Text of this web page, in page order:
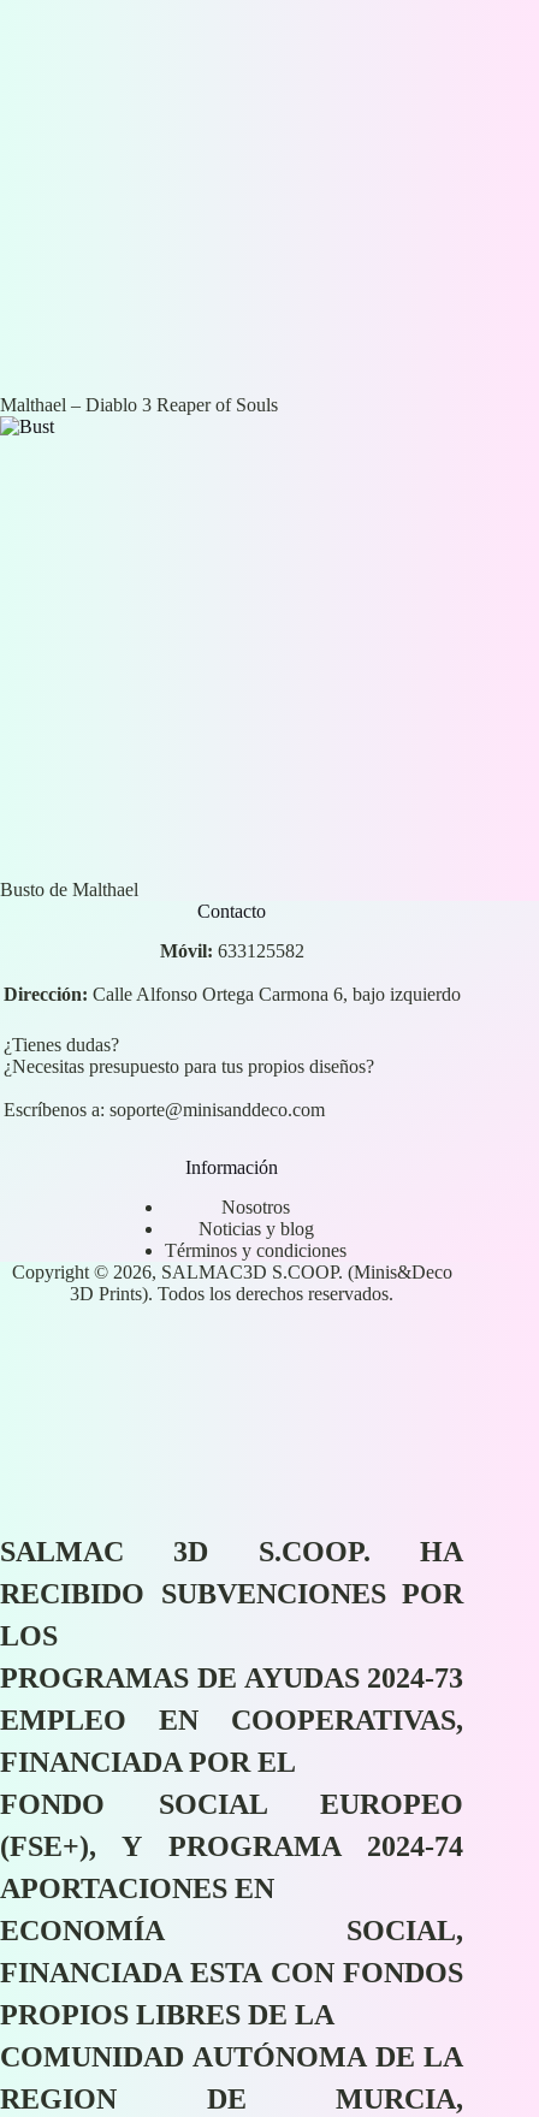
Malthael – Diablo 3 Reaper of Souls
Busto de Malthael
Contacto
Móvil: 633125582
Dirección: Calle Alfonso Ortega Carmona 6, bajo izquierdo
¿Tienes dudas?
¿Necesitas presupuesto para tus propios diseños?
Escríbenos a: soporte@minisanddeco.com
Información
Nosotros
Noticias y blog
Términos y condiciones
Copyright © 2026, SALMAC3D S.COOP. (Minis&Deco
3D Prints). Todos los derechos reservados.
SALMAC 3D S.COOP. HA
RECIBIDO SUBVENCIONES POR
LOS
PROGRAMAS DE AYUDAS 2024-73
EMPLEO EN COOPERATIVAS,
FINANCIADA POR EL
FONDO SOCIAL EUROPEO
(FSE+), Y PROGRAMA 2024-74
APORTACIONES EN
ECONOMÍA SOCIAL,
FINANCIADA ESTA CON FONDOS
PROPIOS LIBRES DE LA
COMUNIDAD AUTÓNOMA DE LA
REGION DE MURCIA,